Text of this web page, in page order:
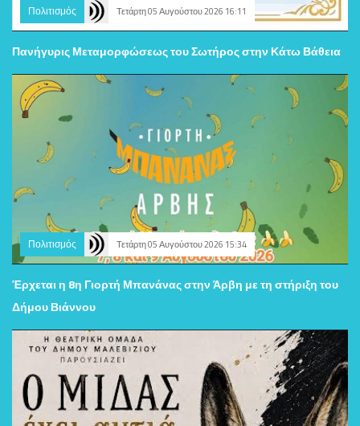
Πολιτισμός Τετάρτη 05 Αυγούστου 2026 16:11
Πανήγυρις Μεταμορφώσεως του Σωτήρος στην Κάτω Βάθεια
Πολιτισμός Τετάρτη 05 Αυγούστου 2026 15:34
Έρχεται η 8η Γιορτή Μπανάνας στην Άρβη με τη στήριξη του
Δήμου Βιάννου